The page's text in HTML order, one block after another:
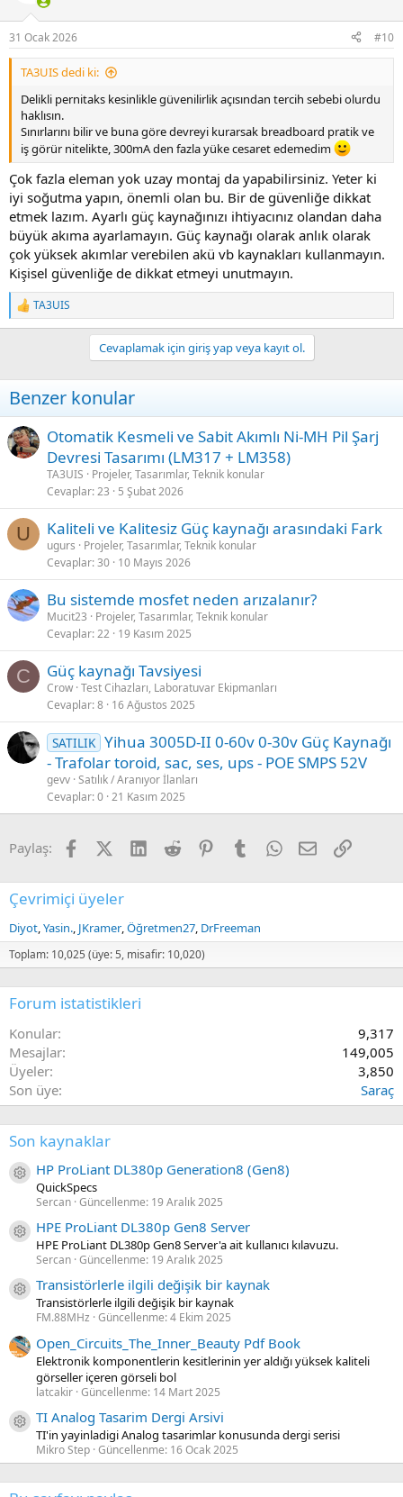
s
:
31 Ocak 2026 #10
TA3UIS dedi ki:
Delikli pernitaks kesinlikle güvenilirlik açısından tercih sebebi olurdu
haklısın.
Sınırlarını bilir ve buna göre devreyi kurarsak breadboard pratik ve
iş görür nitelikte, 300mA den fazla yüke cesaret edemedim
Çok fazla eleman yok uzay montaj da yapabilirsiniz. Yeter ki
iyi soğutma yapın, önemli olan bu. Bir de güvenliğe dikkat
etmek lazım. Ayarlı güç kaynağınızı ihtiyacınız olandan daha
büyük akıma ayarlamayın. Güç kaynağı olarak anlık olarak
çok yüksek akımlar verebilen akü vb kaynakları kullanmayın.
Kişisel güvenliğe de dikkat etmeyi unutmayın.
R
e
i
o
s
:
TA3UIS
Cevaplamak için giriş yap veya kayıt ol.
Benzer konular
Otomatik Kesmeli ve Sabit Akımlı Ni-MH Pil Şarj
Devresi Tasarımı (LM317 + LM358)
TA3UIS
Projeler, Tasarımlar, Teknik konular
Cevaplar 23 5 Şubat 2026
U Kaliteli ve Kalitesiz Güç kaynağı arasındaki Fark
ugurs
Projeler, Tasarımlar, Teknik konular
Cevaplar 30 10 Mayıs 2026
Bu sistemde mosfet neden arızalanır?
Mucit23
Projeler, Tasarımlar, Teknik konular
Cevaplar 22 19 Kasım 2025
C Güç kaynağı Tavsiyesi
Crow Test Cihazları, Laboratuvar Ekipmanları
Cevaplar 8 16 Ağustos 2025
SATILIK Yihua 3005D-II 0-60v 0-30v Güç Kaynağı
- Trafolar toroid, sac, ses, ups - POE SMPS 52V
gevv Satılık / Aranıyor İlanları
Cevaplar 0 21 Kasım 2025
Paylaş: FacebookX (Twitter)
LinkedIn
Reddit PinterestTumblrWhatsApp
E-postaLink
Çevrimiçi üyeler
Diyot Yasin. JKramer Öğretmen27 DrFreeman
Toplam: 10,025 (üye: 5, misafir: 10,020)
Forum istatistikleri
Konular
9,317
Mesajlar
149,005
Üyeler
3,850
Son üye
Saraç
Son kaynaklar
Kaynak ikon/amblem
HP ProLiant DL380p Generation8 (Gen8)
QuickSpecs
Sercan Güncellenme: 19 Aralık 2025
Kaynak ikon/amblem
HPE ProLiant DL380p Gen8 Server
HPE ProLiant DL380p Gen8 Server'a ait kullanıcı kılavuzu.
Sercan Güncellenme: 19 Aralık 2025
Kaynak ikon/amblem
Transistörlerle ilgili değişik bir kaynak
Transistörlerle ilgili değişik bir kaynak
FM.88MHz Güncellenme:4 Ekim 2025
Open_Circuits_The_Inner_Beauty Pdf Book
Elektronik komponentlerin kesitlerinin yer aldığı yüksek kaliteli
görseller içeren görseli bol
latcakir Güncellenme: 14 Mart 2025
Kaynak ikon/amblem
TI Analog Tasarim Dergi Arsivi
TI'in yayinladigi Analog tasarimlar konusunda dergi serisi
Mikro Step Güncellenme: 16 Ocak 2025